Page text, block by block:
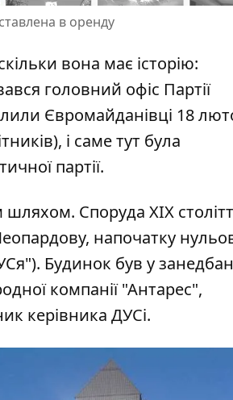
в оренду
вона має історію:
головний офіс Партії
Євромайданівці 18
і саме тут була
партії.
Споруда ХІХ
напочатку
Будинок був у
компанії "Антарес",
керівника ДУСі.